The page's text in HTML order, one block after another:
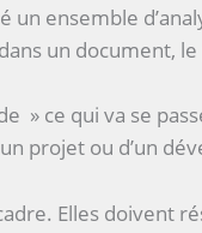
ensemble
un document, le
» ce qui va se
projet ou d’un
Elles doivent